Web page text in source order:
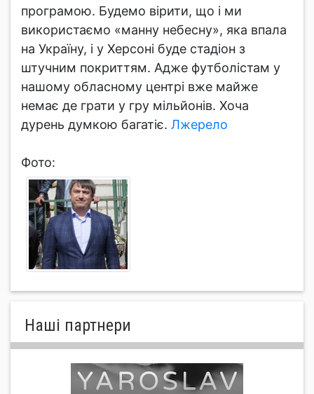
програмою. Будемо вірити, що і ми
використаємо «манну небесну», яка впала
на Україну, і у Херсоні буде стадіон з
штучним покриттям. Адже футболістам у
нашому обласному центрі вже майже
немає де грати у гру мільйонів. Хоча
дурень думкою багатіє. Лжерело
Фото:
Нашi партнери